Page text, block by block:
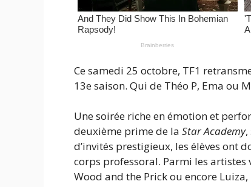
Ce samedi 25 octobre, TF1
13e saison. Qui de Théo P, Ema ou
Une soirée riche en émotion et
deuxième prime de la Star Academy,
d’invités prestigieux, les élèves
corps professoral. Parmi les artistes
Wood and the Prick ou encore